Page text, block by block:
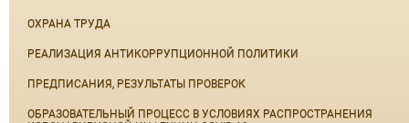
ОХРАНА ТРУДА
РЕАЛИЗАЦИЯ АНТИКОРРУПЦИОННОЙ ПОЛИТИКИ
ПРЕДПИСАНИЯ, РЕЗУЛЬТАТЫ ПРОВЕРОК
ОБРАЗОВАТЕЛЬНЫЙ ПРОЦЕСС В УСЛОВИЯХ РАСПРОСТРАНЕНИЯ